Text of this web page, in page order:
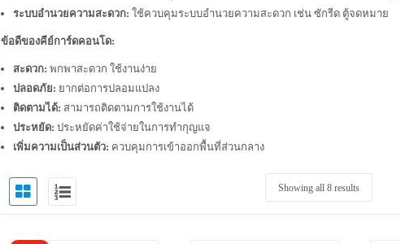
ระบบอำนวยความสะดวก: ใช้ควบคุมระบบอำนวยความสะดวก เช่น ซักรีด ตู้จดหมาย
ข้อดีของคีย์การ์ดคอนโด:
สะดวก: พกพาสะดวก ใช้งานง่าย
ปลอดภัย: ยากต่อการปลอมแปลง
ติดตามได้: สามารถติดตามการใช้งานได้
ประหยัด: ประหยัดค่าใช้จ่ายในการทำกุญแจ
เพิ่มความเป็นส่วนตัว: ควบคุมการเข้าออกพื้นที่ส่วนกลาง
Showing all 8 results